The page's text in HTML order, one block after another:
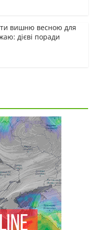
вишню весною для
дієві поради